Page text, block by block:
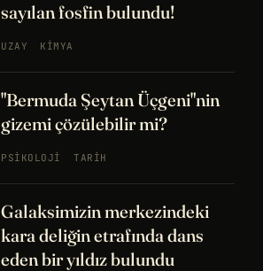
sayılan fosfin bulundu!
UZAY KIMYA
"Bermuda Şeytan Üçgeni"nin
gizemi çözülebilir mi?
PSIKOLOJI TARIH
Galaksimizin merkezindeki
kara deliğin etrafında dans
eden bir yıldız bulundu